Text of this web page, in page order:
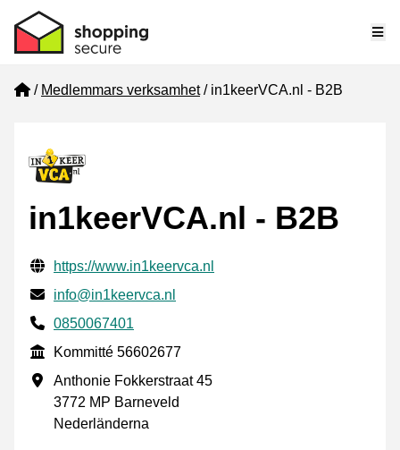
Home
Medlemmars verksamhet in1keerVCA.nl - B2B
in1keerVCA.nl - B2B
Verifierade kontaktuppgifter
Website URL
https://www.in1keervca.nl
E-post
info@in1keervca.nl
Phone number
0850067401
Kommitté
Kommitté 56602677
Företagsadress
Anthonie Fokkerstraat 45
3772 MP Barneveld
Nederländerna